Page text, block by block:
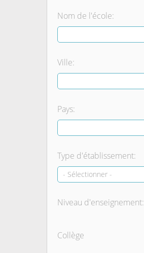
Nom de l'école:
Ville:
Pays:
Type d'établissement:
Niveau d'enseignement:
Collège